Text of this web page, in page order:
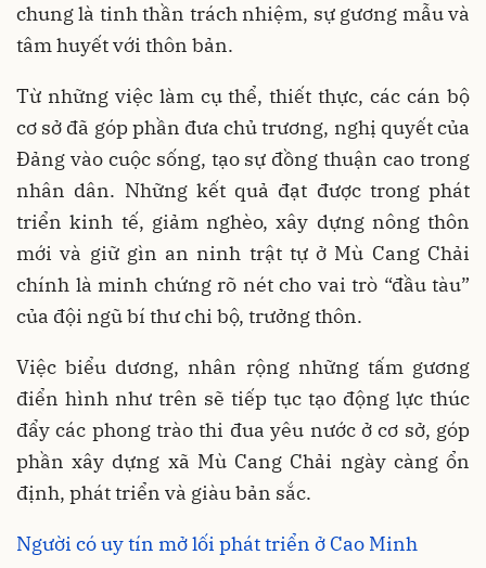
chung là tinh thần trách nhiệm, sự gương mẫu và
tâm huyết với thôn bản.
Từ những việc làm cụ thể, thiết thực, các cán bộ
cơ sở đã góp phần đưa chủ trương, nghị quyết của
Đảng vào cuộc sống, tạo sự đồng thuận cao trong
nhân dân. Những kết quả đạt được trong phát
triển kinh tế, giảm nghèo, xây dựng nông thôn
mới và giữ gìn an ninh trật tự ở Mù Cang Chải
chính là minh chứng rõ nét cho vai trò “đầu tàu”
của đội ngũ bí thư chi bộ, trưởng thôn.
Việc biểu dương, nhân rộng những tấm gương
điển hình như trên sẽ tiếp tục tạo động lực thúc
đẩy các phong trào thi đua yêu nước ở cơ sở, góp
phần xây dựng xã Mù Cang Chải ngày càng ổn
định, phát triển và giàu bản sắc.
Người có uy tín mở lối phát triển ở Cao Minh